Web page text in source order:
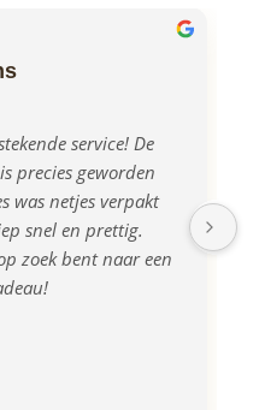
service! De
precies geworden
was netjes verpakt
snel en prettig.
zoek bent naar een